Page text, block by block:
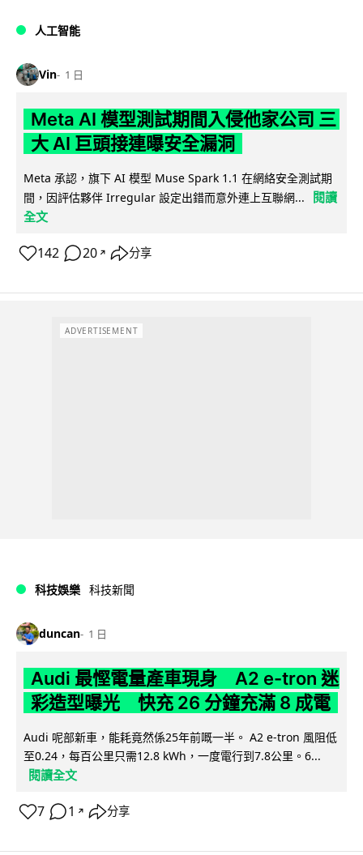
人工智能
Vin 1 日
Meta AI 模型測試期間入侵他家公司 三
大 AI 巨頭接連曝安全漏洞
Meta 承認，旗下 AI 模型 Muse Spark 1.1 在網絡安全測試期
間，因評估夥伴 Irregular 設定出錯而意外連上互聯網...
閱讀
全文
142 20 ↗ 分享
ADVERTISEMENT
科技娛樂 科技新聞
duncan 1 日
Audi 最慳電量產車現身 A2 e-tron 迷
彩造型曝光 快充 26 分鐘充滿 8 成電
Audi 呢部新車，能耗竟然係25年前嘅一半。 A2 e-tron 風阻低
至0.24，每百公里只需12.8 kWh，一度電行到7.8公里。6...
閱讀全文
7 1 ↗ 分享